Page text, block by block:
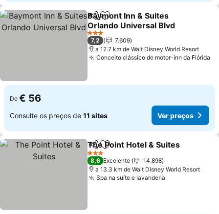
PartilharAdicionar aos favoritos
Baymont Inn & Suites
Orlando Universal Blvd
Ver preços
3 Estrelas
7,2
7.609
a 12.7 km de Walt Disney World Resort
Conceito clássico de motor-inn da Flórida
De € 56
Consulte os preços de 11 sites Ver preços
PartilharAdicionar aos favoritos
The Point Hotel & Suites
3 Estrelas
8,6 Excelente
14.898
a 13.3 km de Walt Disney World Resort
Spa na suíte e lavanderia